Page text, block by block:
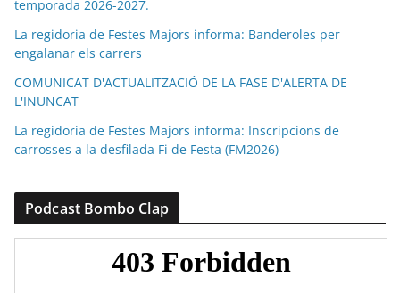
temporada 2026-2027.
La regidoria de Festes Majors informa: Banderoles per
engalanar els carrers
COMUNICAT D'ACTUALITZACIÓ DE LA FASE D'ALERTA DE
L'INUNCAT
La regidoria de Festes Majors informa: Inscripcions de
carrosses a la desfilada Fi de Festa (FM2026)
Podcast Bombo Clap